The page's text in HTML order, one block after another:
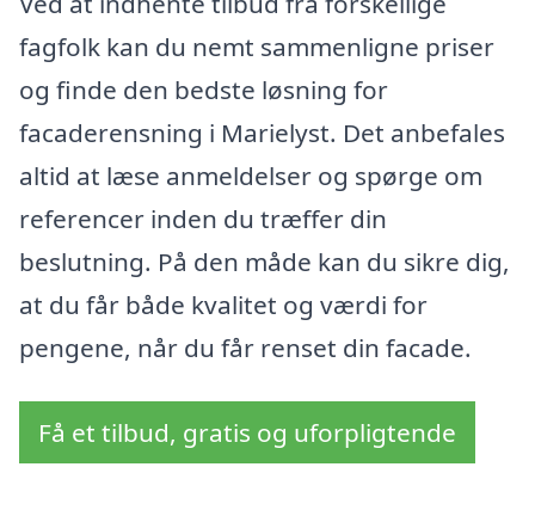
fagfolk kan du nemt sammenligne priser
og finde den bedste løsning for
facaderensning i Marielyst. Det anbefales
altid at læse anmeldelser og spørge om
referencer inden du træffer din
beslutning. På den måde kan du sikre dig,
at du får både kvalitet og værdi for
pengene, når du får renset din facade.
Få et tilbud, gratis og uforpligtende